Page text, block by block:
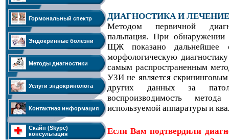
Гормональный спектр
Эндокринные болезни
Методы диагностики
Услуги эндокринолога
Контактная информация
Скайп (Skype)
консультация
ДИАГНОСТИКА И ЛЕЧЕНИЕ
Методом первичной
пальпация. При обнаружении
ЩЖ показано дальнейшее
морфологическую
самым распространенным
УЗИ не является
других данных за
воспроизводимость
используемой аппаратуры и
Если Вам подтвердили